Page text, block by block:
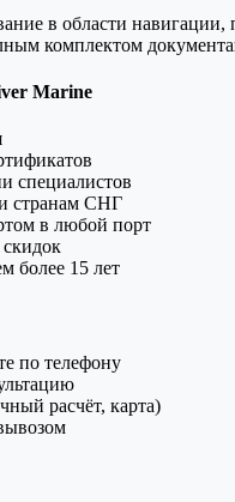
в области
комплектом
Marine
специалистов
и странам СНГ
в любой порт
более 15 лет
по телефону
расчёт, карта)